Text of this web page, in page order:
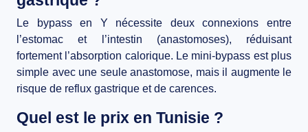
Le bypass en Y nécessite deux connexions entre
l’estomac et l’intestin (anastomoses), réduisant
fortement l’absorption calorique. Le mini-bypass est plus
simple avec une seule anastomose, mais il augmente le
risque de reflux gastrique et de carences.
Quel est le prix en Tunisie ?